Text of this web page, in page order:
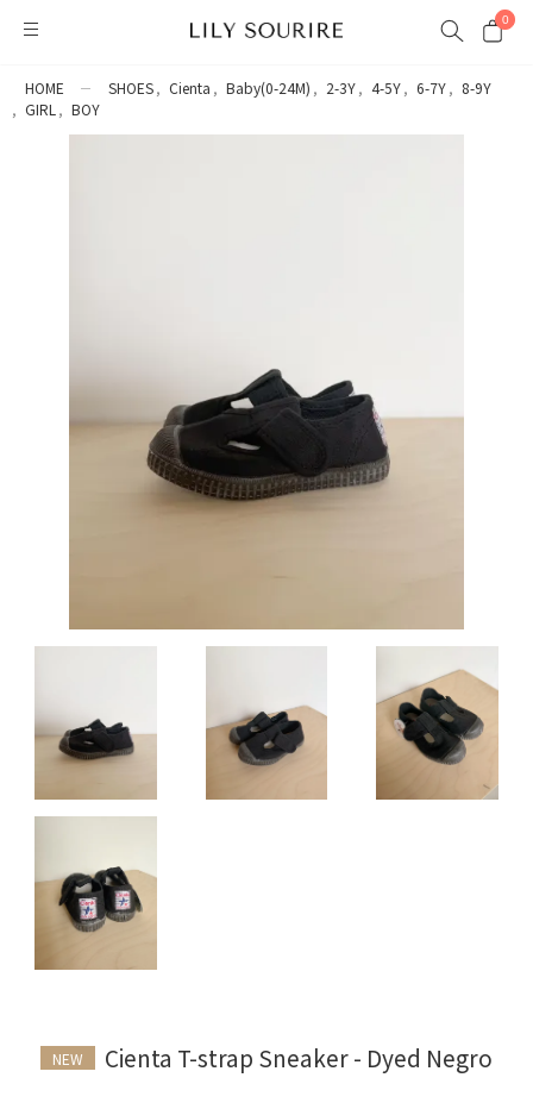
0
HOME SHOES Cienta Baby(0-24M) 2-3Y 4-5Y 6-7Y
8-9Y
GIRL
BOY
NEW
Cienta T-strap Sneaker - Dyed Negro